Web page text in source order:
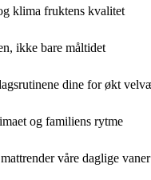
klima fruktens kvalitet
ikke bare måltidet
dine for økt
og familiens rytme
våre daglige vaner